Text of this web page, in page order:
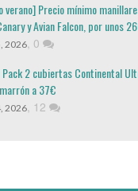
verano] Precio mínimo
y Avian Falcon, por unos
2026, 0
Pack 2 cubiertas Continental
a 37€
2026, 12